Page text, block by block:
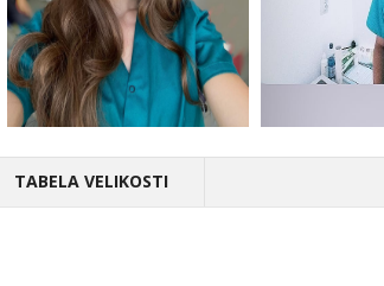
TABELA VELIKOSTI